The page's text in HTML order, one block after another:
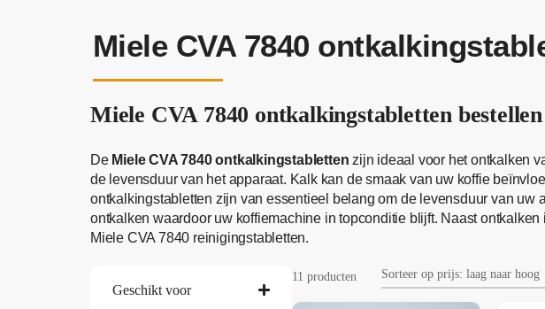
Miele CVA 7840
Miele CVA 7840 ontkalkingstabletten bestellen
De Miele CVA 7840 ontkalkingstabletten zijn ideaal voor het ontkalken
de levensduur van het apparaat. Kalk kan de smaak van uw koffie
ontkalkingstabletten zijn van essentieel belang om de levensduur van
ontkalken waardoor uw koffiemachine in topconditie blijft. Naast
Miele CVA 7840 reinigingstabletten.
Geschikt voor
11 producten